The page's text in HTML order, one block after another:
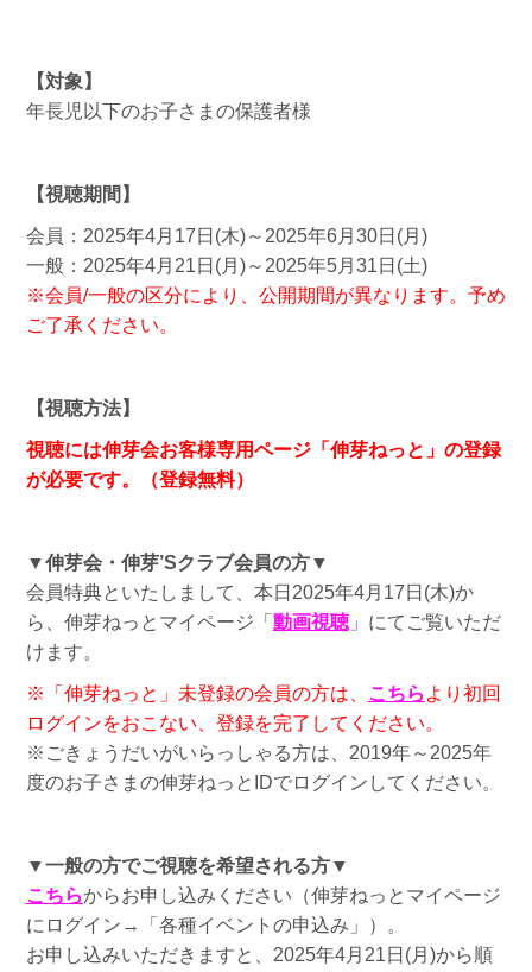
【対象】
年長児以下のお子さまの保護者様
【視聴期間】
会員：2025年4月17日(木)～2025年6月30日(月)
一般：2025年4月21日(月)～2025年5月31日(土)
※会員/一般の区分により、公開期間が異なります。予め
ご了承ください。
【視聴方法】
視聴には伸芽会お客様専用ページ「伸芽ねっと」の登録
が必要です。（登録無料）
▼伸芽会・伸芽’Sクラブ会員の方▼
会員特典といたしまして、本日2025年4月17日(木)か
ら、伸芽ねっとマイページ「 動画視聴」にてご覧いただ
けます。
※「伸芽ねっと」未登録の会員の方は、 こちら より初回
ログインをおこない、登録を完了してください。
※ごきょうだいがいらっしゃる方は、2019年～2025年
度のお子さまの伸芽ねっとIDでログインしてください。
▼一般の方でご視聴を希望される方▼
こちらからお申し込みください（伸芽ねっとマイページ
にログイン→「各種イベントの申込み」）。
お申し込みいただきますと、2025年4月21日(月)から順